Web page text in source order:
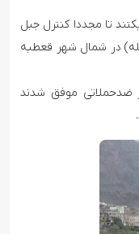
تا مجددا کنترل جبل
در شمال شهر قعطبه
ضدحملاتی موفق شدند